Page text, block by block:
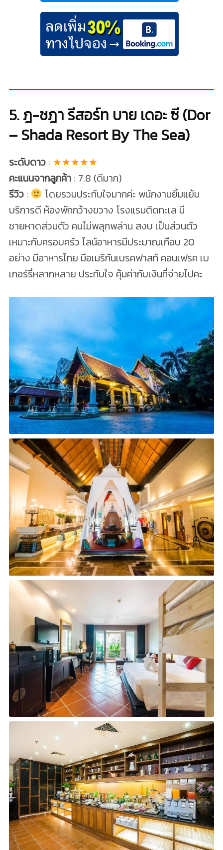
5. ฎ-ชฎา รีสอร์ท บาย เดอะ ซี (Dor
– Shada Resort By The Sea)
ระดับดาว: ★★★★★
คะแนนจากลูกค้า : 7.8 (ดีมาก)
รีวิว:
โดยรวมประทับใจมากค่ะ พนักงานยิ้มแย้ม
บริการดี ห้องพักกว้างขวาง โรงแรมติดทะเล มี
ชายหาดส่วนตัว คนไม่พลุกพล่าน สงบ เป็นส่วนตัว
เหมาะกับครอบครัว ไลน์อาหารมีประมาณเกือบ 20
อย่าง มีอาหารไทย มีอเมริกันเบรคฟาสท์ คอนเฟรค เบ
เกอร์รี่หลากหลาย ประทับใจ คุ้มค่ากับเงินที่จ่ายไปคะ